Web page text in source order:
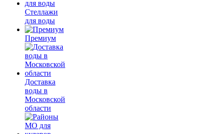
Стеллажи
для воды
Премиум
Доставка
воды в
Московской
области